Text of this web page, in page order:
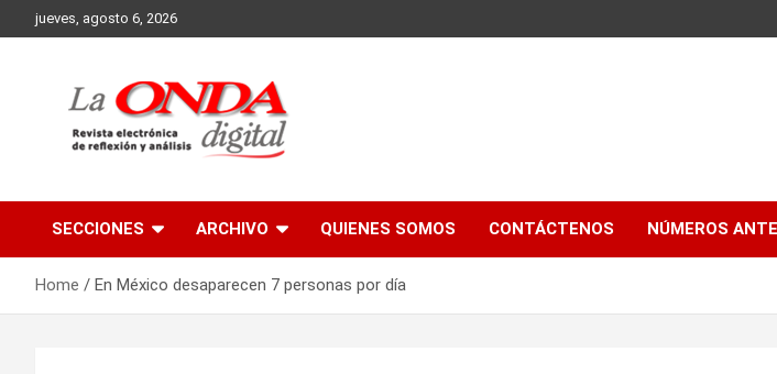
to
jueves, agosto 6, 2026
SECCIONES ARCHIVO QUIENES SOMOS CONTÁCTENOS NÚMEROS
Home En México desaparecen 7 personas por día